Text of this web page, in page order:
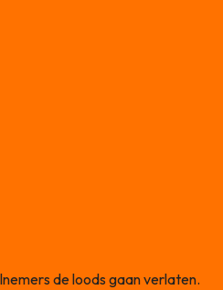
de loods gaan verlaten.